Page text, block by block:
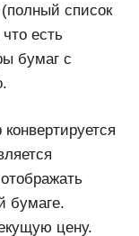
список
есть
бумаг с
бумаге.
цену.